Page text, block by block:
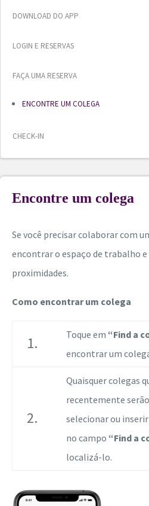
DOWNLOAD DO APP
LOGIN E RESERVAS
FAÇA UMA RESERVA
ENCONTRE UM COLEGA
CHECK-IN
Encontre um colega
Se você precisar colaborar com
encontrar o espaço de trabalho e
proximidades.
Como encontrar um colega
1. Toque em “Find a
encontrar um
2.
Quaisquer colegas
recentemente
selecionar ou
no campo “Find a
localizá-lo.